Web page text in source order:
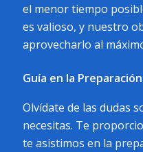
el menor tiempo
es valioso, y nuestro
aprovecharlo al
Guía en la
Olvídate de las dudas
necesitas. Te
te asistimos en la